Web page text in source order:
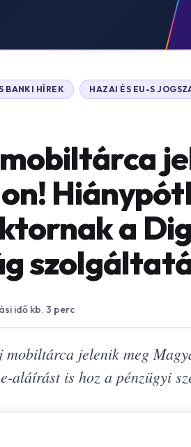
BANKI HÍREK HAZAI ÉS EU-S
a
idő kb. 3 perc
mobiltárca jelenik meg
aláírást is hoz a pénzügyi